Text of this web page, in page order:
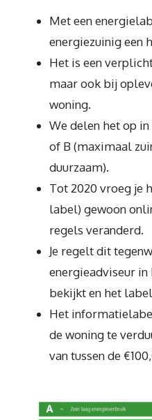
Met een
energiezuinig een
Het is een
maar ook bij
woning.
We delen het op
of B (maximaal
duurzaam).
Tot 2020 vroeg je
label) gewoon
regels veranderd.
Je regelt dit
energieadviseur in
bekijkt en het
Het
de woning te
van tussen de